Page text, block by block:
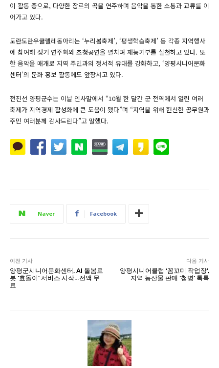
이 활동 중으로, 다양한 장르의 곡을 연주하며 음악을 통한 소통과 교류를 이
어가고 있다.
도란도란우쿨렐레동아리는 ‘누리봄축제’, ‘평생학습축제’ 등 각종 지역행사
에 참여해 정기 연주회와 초청공연을 펼치며 재능기부를 실천하고 있다. 또
한 음악을 매개로 지역 주민과의 정서적 유대를 강화하고, ‘양평시니어문화
센터’의 문화 홍보 활동에도 앞장서고 있다.
전진선 양평군수는 이날 인사말에서 “10월 한 달간 군 전역에서 열린 여러
축제가 지역경제 활성화에 큰 도움이 됐다”며 “지역을 위해 헌신한 공무원과
주민 여러분께 감사드린다”고 말했다.
Naver Facebook
이전 기사
양평군시니어문화센터, AI 돌봄로
봇 ‘효돌이’ 서비스 시작…전액 무
료
다음 기사
양평시니어클럽 ‘꼼꼬미 작업장’,
지역 농산물 판매 ‘첨병’ 톡톡